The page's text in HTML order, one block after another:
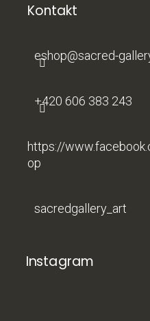
Kontakt
eshop@sacred-
+420 606 383 243
https://
op
sacredgallery_art
Instagram